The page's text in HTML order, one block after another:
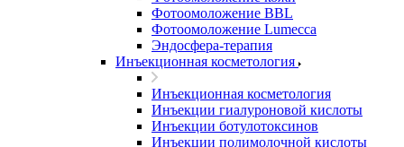
Фотоомоложение BBL
Фотоомоложение Lumecca
Эндосфера-терапия
Инъекционная косметология
Инъекционная косметология
Инъекции гиалуроновой кислоты
Инъекции ботулотоксинов
Инъекции полимолочной кислоты